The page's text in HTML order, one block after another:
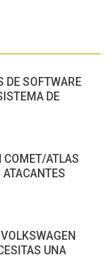
DE SOFTWARE
DE
COMET/ATLAS
UNA